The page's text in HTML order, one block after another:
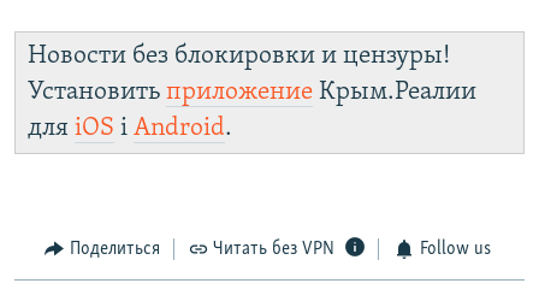
Новости без блокировки и цензуры!
Установить приложение Крым.Реалии
для iOS і Android.
Поделиться Читать без VPN Follow us